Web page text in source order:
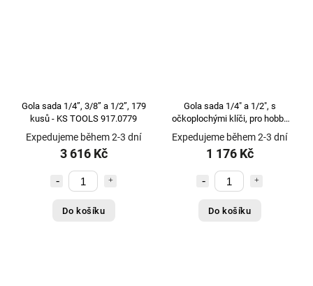
Gola sada 1/4”, 3/8” a 1/2”, 179
kusů - KS TOOLS 917.0779
Expedujeme během 2-3 dní
3 616 Kč
Do košíku
Gola sada 1/4" a 1/2", s
očkoplochými klíči, pro hobby
využití, 94 dílů
Expedujeme během 2-3 dní
1 176 Kč
Do košíku